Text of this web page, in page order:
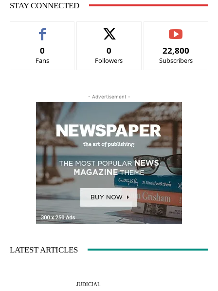
STAY CONNECTED
0
Fans
0
Followers
22,800
Subscribers
- Advertisement -
LATEST ARTICLES
JUDICIAL